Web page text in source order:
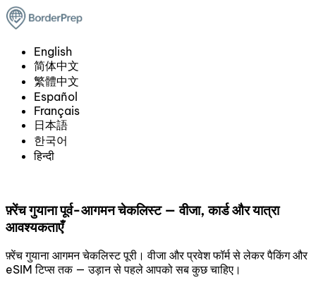
English
简体中文
繁體中文
Español
Français
日本語
한국어
हिन्दी
फ़्रेंच गुयाना पूर्व-आगमन चेकलिस्ट — वीजा, कार्ड और यात्रा
आवश्यकताएँ
फ़्रेंच गुयाना आगमन चेकलिस्ट पूरी। वीजा और प्रवेश फॉर्म से लेकर पैकिंग और
eSIM टिप्स तक — उड़ान से पहले आपको सब कुछ चाहिए।